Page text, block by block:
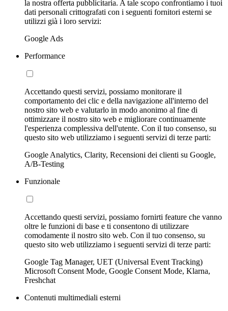
la nostra offerta pubblicitaria. A tale scopo confrontiamo i tuoi
dati personali crittografati con i seguenti fornitori esterni se
utilizzi già i loro servizi:
Google Ads
Performance
Accettando questi servizi, possiamo monitorare il
comportamento dei clic e della navigazione all'interno del
nostro sito web e valutarlo in modo anonimo al fine di
ottimizzare il nostro sito web e migliorare continuamente
l'esperienza complessiva dell'utente. Con il tuo consenso, su
questo sito web utilizziamo i seguenti servizi di terze parti:
Google Analytics, Clarity, Recensioni dei clienti su Google,
A/B-Testing
Funzionale
Accettando questi servizi, possiamo fornirti feature che vanno
oltre le funzioni di base e ti consentono di utilizzare
comodamente il nostro sito web. Con il tuo consenso, su
questo sito web utilizziamo i seguenti servizi di terze parti:
Google Tag Manager, UET (Universal Event Tracking)
Microsoft Consent Mode, Google Consent Mode, Klarna,
Freshchat
Contenuti multimediali esterni